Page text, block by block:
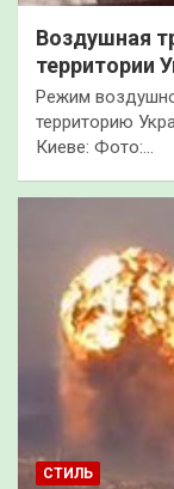
Воздушная
территории
Режим
территорию
Киеве: Фото:…
СТИЛЬ